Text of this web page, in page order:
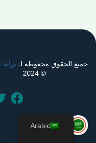
جميع الحقوق محفوظة لـ
© 2024
Arabic